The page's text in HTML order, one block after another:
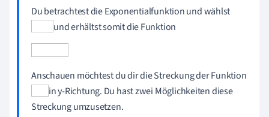
Du betrachtest die Exponentialfunktion und wählst
und erhältst somit die Funktion
Anschauen möchtest du dir die Streckung der Funktion
in y-Richtung. Du hast zwei Möglichkeiten diese
Streckung umzusetzen.